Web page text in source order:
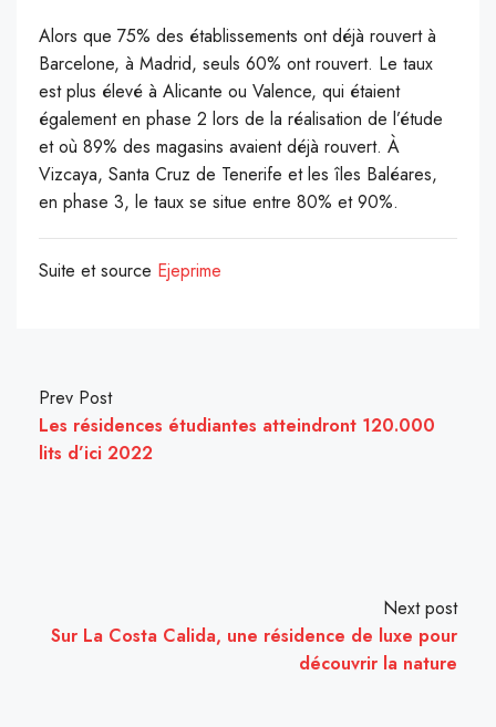
Alors que 75% des établissements ont déjà rouvert à
Barcelone, à Madrid, seuls 60% ont rouvert. Le taux
est plus élevé à Alicante ou Valence, qui étaient
également en phase 2 lors de la réalisation de l’étude
et où 89% des magasins avaient déjà rouvert. À
Vizcaya, Santa Cruz de Tenerife et les îles Baléares,
en phase 3, le taux se situe entre 80% et 90%.
Suite et source Ejeprime
Prev Post
Les résidences étudiantes atteindront 120.000
lits d’ici 2022
Next post
Sur La Costa Calida, une résidence de luxe pour
découvrir la nature